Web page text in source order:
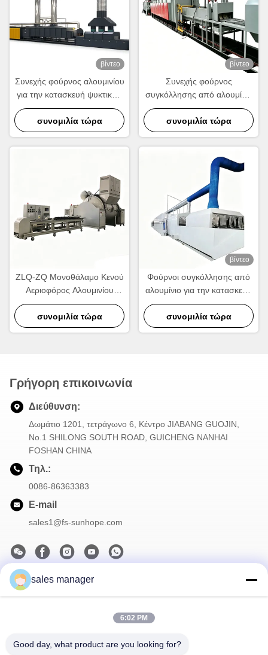
βίντεο
Συνεχής φούρνος αλουμινίου
για την κατασκευή ψυκτικών
και συμπυκνωτών.
συνομιλία τώρα
βίντεο
Συνεχής φούρνος
συγκόλλησης από αλουμίνιο
για την κατασκευή ψυκτικών,
συμπυκνωτών και εναλλάκτη
θερμότητας
συνομιλία τώρα
ZLQ-ZQ Μονοθάλαμο Κενού
Αεριοφόρος Αλουμινίου
Φούρνος Συσσωρεύσεως
Ενέργειας Γρήγορος κύκλος
συνομιλία τώρα
βίντεο
Φούρνοι συγκόλλησης από
αλουμίνιο για την κατασκευή
ψυκτικών και ανταλλακτικών
θερμότητας
συνομιλία τώρα
Γρήγορη επικοινωνία
Διεύθυνση:
Δωμάτιο 1201, τετράγωνο 6, Κέντρο JIABANG GUOJIN,
Νο.1 SHILONG SOUTH ROAD, GUICHENG NANHAI
FOSHAN CHINA
Τηλ.:
0086-86363383
E-mail
sales1@fs-sunhope.com
Το Δελτίο Ενημέρωσης
sales manager
6:02 PM
Good day, what product are you looking for?